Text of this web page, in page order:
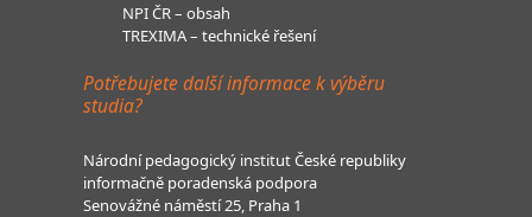
NPI ČR – obsah
TREXIMA – technické řešení
Potřebujete další informace k výběru
studia?
Národní pedagogický institut České republiky
informačně poradenská podpora
Senovážné náměstí 25, Praha 1